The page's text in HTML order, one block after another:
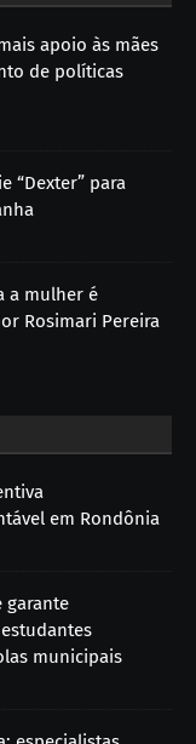
apoio às mães
de políticas
“Dexter” para
a mulher é
Rosimari Pereira
em Rondônia
garante
municipais